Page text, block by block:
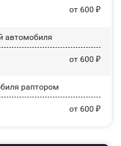
от 600 ₽
автомобиля
от 600 ₽
раптором
от 600 ₽